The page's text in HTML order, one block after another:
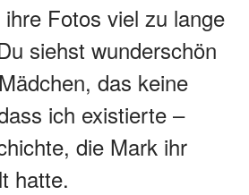
Fotos viel zu lange
siehst wunderschön
das keine
ich existierte –
die Mark ihr
hatte.